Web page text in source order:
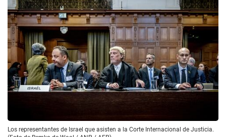
Los representantes de Israel que asisten a la Corte Internacional de Justicia.